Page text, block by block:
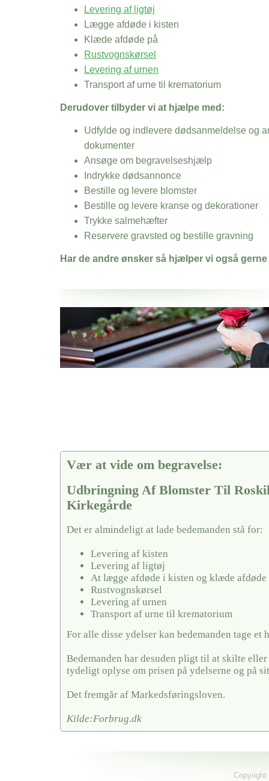
Levering af ligtøj
Lægge afdøde i kisten
Klæde afdøde på
Rustvognskørsel
Levering af urnen
Transport af urne til krematorium
Derudover tilbyder vi at hjælpe med:
Udfylde og indlevere dødsanmeldelse og
dokumenter
Ansøge om begravelseshjælp
Indrykke dødsannonce
Bestille og levere blomster
Bestille og levere kranse og dekorationer
Trykke salmehæfter
Reservere gravsted og bestille gravning
Har de andre ønsker så hjælper vi også gerne
Her hos os får du altid en god afslutning når det gælder
Udbringning Af Blomster Til Roskilde Kirkegårde
vi hjælper i alle faser af begravelsel
Vær at vide om begravelse:
Udbringning Af Blomster Til
Kirkegårde
Det er almindeligt at lade bedemanden stå for:
Levering af kisten
Levering af ligtøj
At lægge afdøde i kisten og klæde afdøde
Rustvognskørsel
Levering af urnen
Transport af urne til krematorium
For alle disse ydelser kan bedemanden tage et
Bedemanden har desuden pligt til at skilte eller
tydeligt oplyse om prisen på ydelserne og på
Det fremgår af Markedsføringsloven.
Kilde:Forbrug.dk